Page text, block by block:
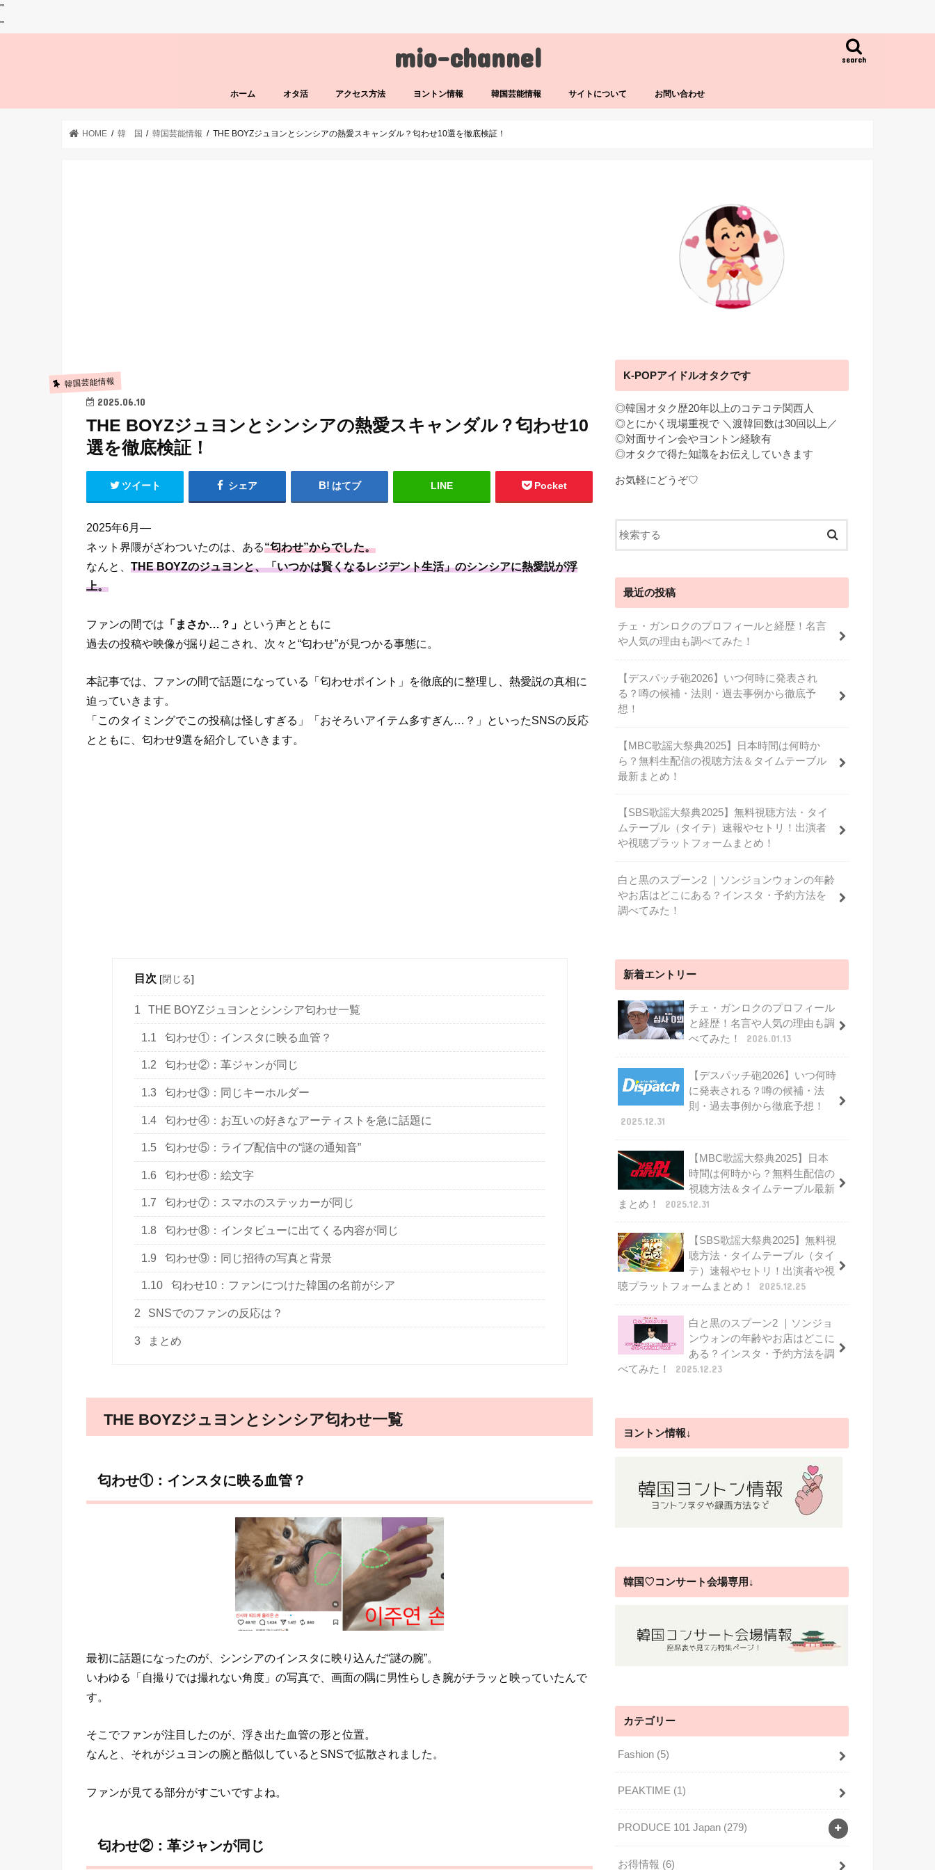
"
"
mio-channel search
ホーム オタ活 アクセス方法 ヨントン情報 韓国芸能情報 サイトについて お問い合わせ
HOME 韓 国 韓国芸能情報 THE BOYZジュヨンとシンシアの熱愛スキャンダル？匂わせ10選を徹底検証！
韓国芸能情報
2025.06.10
THE BOYZジュヨンとシンシアの熱愛スキャンダル？匂わせ10
選を徹底検証！
ツイート シェア はてブ LINE Pocket
2025年6月―
ネット界隈がざわついたのは、ある“匂わせ”からでした。
なんと、 THE BOYZのジュヨンと、「いつかは賢くなるレジデント生活」のシンシアに熱愛説が浮
上。
ファンの間では 「まさか…？」 という声とともに
過去の投稿や映像が掘り起こされ、次々と“匂わせ”が見つかる事態に。
本記事では、ファンの間で話題になっている「匂わせポイント」を徹底的に整理し、熱愛説の真相に
迫っていきます。
「このタイミングでこの投稿は怪しすぎる」「おそろいアイテム多すぎん…？」といったSNSの反応
とともに、匂わせ9選を紹介していきます。
目次 [閉じる]
1 THE BOYZジュヨンとシンシア匂わせ一覧
1.1 匂わせ①：インスタに映る血管？
1.2 匂わせ②：革ジャンが同じ
1.3 匂わせ③：同じキーホルダー
1.4 匂わせ④：お互いの好きなアーティストを急に話題に
1.5 匂わせ⑤：ライブ配信中の“謎の通知音”
1.6 匂わせ⑥：絵文字
1.7 匂わせ⑦：スマホのステッカーが同じ
1.8 匂わせ⑧：インタビューに出てくる内容が同じ
1.9 匂わせ⑨：同じ招待の写真と背景
1.10 匂わせ10：ファンにつけた韓国の名前がシア
2 SNSでのファンの反応は？
3 まとめ
THE BOYZジュヨンとシンシア匂わせ一覧
匂わせ①：インスタに映る血管？
最初に話題になったのが、シンシアのインスタに映り込んだ“謎の腕”。
いわゆる「自撮りでは撮れない角度」の写真で、画面の隅に男性らしき腕がチラッと映っていたんで
す。
そこでファンが注目したのが、浮き出た血管の形と位置。
なんと、それがジュヨンの腕と酷似しているとSNSで拡散されました。
ファンが見てる部分がすごいですよね。
匂わせ②：革ジャンが同じ
K-POPアイドルオタクです
◎韓国オタク歴20年以上のコテコテ関西人
◎とにかく現場重視で ＼渡韓回数は30回以上／
◎対面サイン会やヨントン経験有
◎オタクで得た知識をお伝えしていきます
お気軽にどうぞ♡
最近の投稿
チェ・ガンロクのプロフィールと経歴！名言
や人気の理由も調べてみた！
【デスパッチ砲2026】いつ何時に発表され
る？噂の候補・法則・過去事例から徹底予
想！
【MBC歌謡大祭典2025】日本時間は何時か
ら？無料生配信の視聴方法＆タイムテーブル
最新まとめ！
【SBS歌謡大祭典2025】無料視聴方法・タイ
ムテーブル（タイテ）速報やセトリ！出演者
や視聴プラットフォームまとめ！
白と黒のスプーン2 ｜ソンジョンウォンの年齢
やお店はどこにある？インスタ・予約方法を
調べてみた！
新着エントリー
チェ・ガンロクのプロフィール
と経歴！名言や人気の理由も調
べてみた！
2026.01.13
【デスパッチ砲2026】いつ何時
に発表される？噂の候補・法
則・過去事例から徹底予想！
2025.12.31
【MBC歌謡大祭典2025】日本
時間は何時から？無料生配信の
視聴方法＆タイムテーブル最新
まとめ！
2025.12.31
【SBS歌謡大祭典2025】無料視
聴方法・タイムテーブル（タイ
テ）速報やセトリ！出演者や視
聴プラットフォームまとめ！
2025.12.25
白と黒のスプーン2 ｜ソンジョ
ンウォンの年齢やお店はどこに
ある？インスタ・予約方法を調
べてみた！
2025.12.23
ヨントン情報↓
韓国♡コンサート会場専用↓
カテゴリー
Fashion (5)
PEAKTIME (1)
PRODUCE 101 Japan (279)
お得情報 (6)